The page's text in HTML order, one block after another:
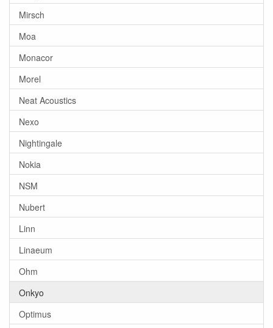
Mirsch
Moa
Monacor
Morel
Neat Acoustics
Nexo
Nightingale
Nokia
NSM
Nubert
Linn
Linaeum
Ohm
Onkyo
Optimus